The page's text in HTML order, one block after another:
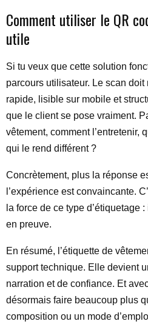
Comment utiliser le QR
utile
Si tu veux que cette solution
parcours utilisateur. Le scan
rapide, lisible sur mobile et
que le client se pose vraiment.
vêtement, comment l’entretenir,
qui le rend différent ?
Concrètement, plus la réponse
l’expérience est convaincante.
la force de ce type d’étiquetage
en preuve.
En résumé, l’étiquette de
support technique. Elle devient
narration et de confiance. Et
désormais faire beaucoup plus
composition ou un mode